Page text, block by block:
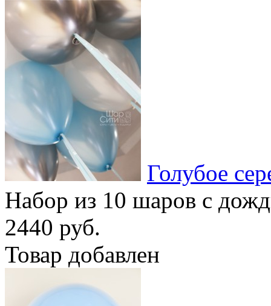
Голубое
Набор из 10 шаров с
2440 руб.
Товар добавлен